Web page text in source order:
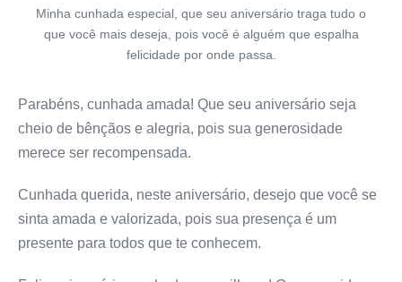
Minha cunhada especial, que seu aniversário traga tudo o
que você mais deseja, pois você é alguém que espalha
felicidade por onde passa.
Parabéns, cunhada amada! Que seu aniversário seja
cheio de bênçãos e alegria, pois sua generosidade
merece ser recompensada.
Cunhada querida, neste aniversário, desejo que você se
sinta amada e valorizada, pois sua presença é um
presente para todos que te conhecem.